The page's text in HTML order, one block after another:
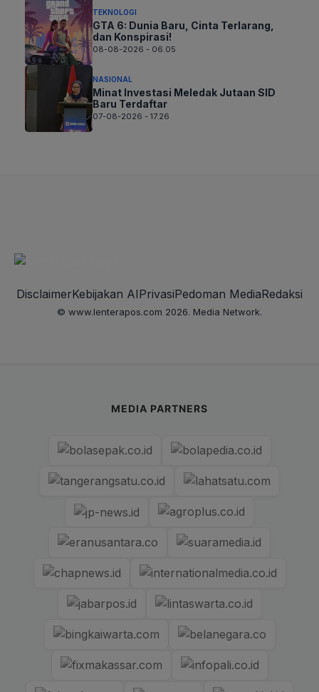
TEKNOLOGI
GTA 6: Dunia Baru, Cinta Terlarang,
dan Konspirasi!
08-08-2026 - 06.05
NASIONAL
Minat Investasi Meledak Jutaan SID
Baru Terdaftar
07-08-2026 - 17.26
DisclaimerKebijakan AIPrivasiPedoman MediaRedaksi
© www.lenterapos.com 2026. Media Network.
MEDIA PARTNERS